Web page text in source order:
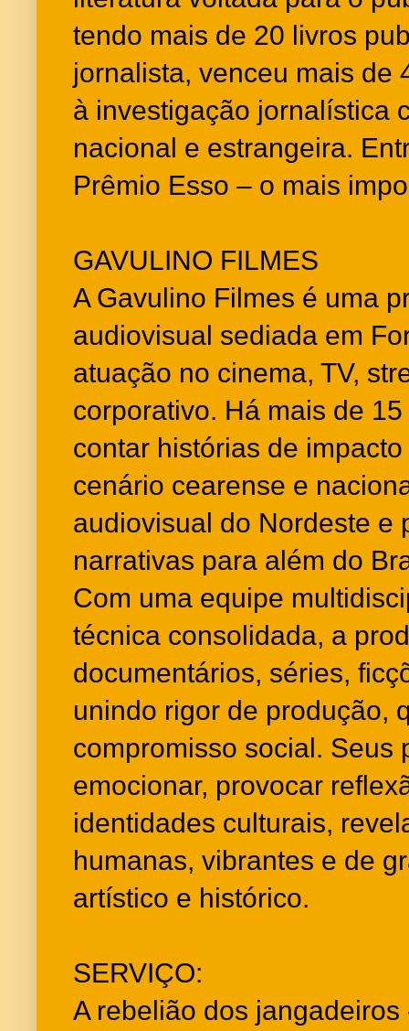
tendo mais de 20 livros
jornalista, venceu mais de
à investigação jornalística
nacional e estrangeira.
Prêmio Esso – o mais
GAVULINO FILMES
A Gavulino Filmes é uma
audiovisual sediada em
atuação no cinema, TV,
corporativo. Há mais de
contar histórias de
cenário cearense e
audiovisual do Nordeste e
narrativas para além do
Com uma equipe
técnica consolidada, a
documentários, séries,
unindo rigor de produção,
compromisso social. Seus
emocionar, provocar
identidades culturais,
humanas, vibrantes e de
artístico e histórico.
SERVIÇO:
A rebelião dos